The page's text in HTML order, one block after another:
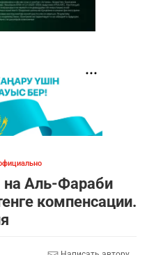
на Аль-Фараби
компенсации.